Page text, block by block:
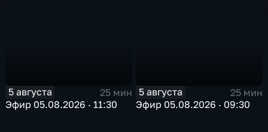
5 августа
25 мин
Эфир 05.08.2026 · 11:30
5 августа
25 мин
Эфир 05.08.2026 · 09:30